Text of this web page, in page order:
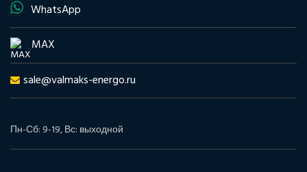
WhatsApp
MAX
sale@valmaks-energo.ru
Пн-Сб: 9-19, Вс: выходной